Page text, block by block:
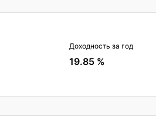
Доходность за год
19.85 %